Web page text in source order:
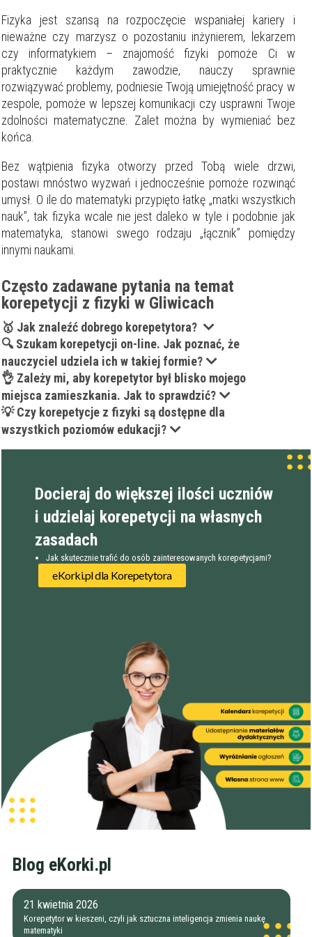
Fizyka jest szansą na rozpoczęcie wspaniałej kariery i
nieważne czy marzysz o pozostaniu inżynierem, lekarzem
czy informatykiem – znajomość fizyki pomoże Ci w
praktycznie każdym zawodzie, nauczy sprawnie
rozwiązywać problemy, podniesie Twoją umiejętność pracy w
zespole, pomoże w lepszej komunikacji czy usprawni Twoje
zdolności matematyczne. Zalet można by wymieniać bez
końca.
Bez wątpienia fizyka otworzy przed Tobą wiele drzwi,
postawi mnóstwo wyzwań i jednocześnie pomoże rozwinąć
umysł. O ile do matematyki przypięto łatkę „matki wszystkich
nauk”, tak fizyka wcale nie jest daleko w tyle i podobnie jak
matematyka, stanowi swego rodzaju „łącznik” pomiędzy
innymi naukami.
Często zadawane pytania na temat
korepetycji z fizyki w Gliwicach
🥇 Jak znaleźć dobrego korepetytora?
🔍 Szukam korepetycji on-line. Jak poznać, że
nauczyciel udziela ich w takiej formie?
👌 Zależy mi, aby korepetytor był blisko mojego
miejsca zamieszkania. Jak to sprawdzić?
💡 Czy korepetycje z fizyki są dostępne dla
wszystkich poziomów edukacji?
Docieraj do większej ilości uczniów
i udzielaj korepetycji na własnych
zasadach
Jak skutecznie trafić do osób zainteresowanych korepetycjami?
eKorki.pl dla Korepetytora
Blog eKorki.pl
21 kwietnia 2026
Korepetytor w kieszeni, czyli jak sztuczna inteligencja zmienia naukę
matematyki